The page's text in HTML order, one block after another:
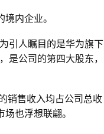
内企业。
引人瞩目的是华为旗下
公司的第四大股东，
销售收入均占公司总收
也浮想联翩。